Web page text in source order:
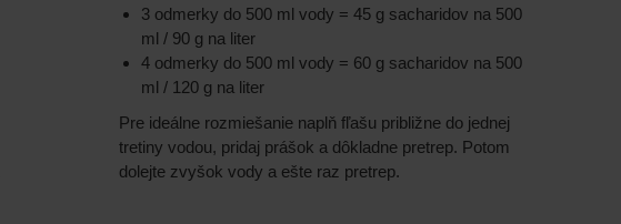
3 odmerky do 500 ml vody = 45 g sacharidov na 500
ml / 90 g na liter
4 odmerky do 500 ml vody = 60 g sacharidov na 500
ml / 120 g na liter
Pre ideálne rozmiešanie naplň fľašu približne do jednej
tretiny vodou, pridaj prášok a dôkladne pretrep. Potom
dolejte zvyšok vody a ešte raz pretrep.